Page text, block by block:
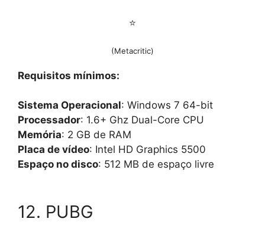
⭐
(Metacritic)
Requisitos mínimos:
Sistema Operacional: Windows 7 64-bit
Processador: 1.6+ Ghz Dual-Core CPU
Memória: 2 GB de RAM
Placa de vídeo: Intel HD Graphics 5500
Espaço no disco: 512 MB de espaço livre
12. PUBG